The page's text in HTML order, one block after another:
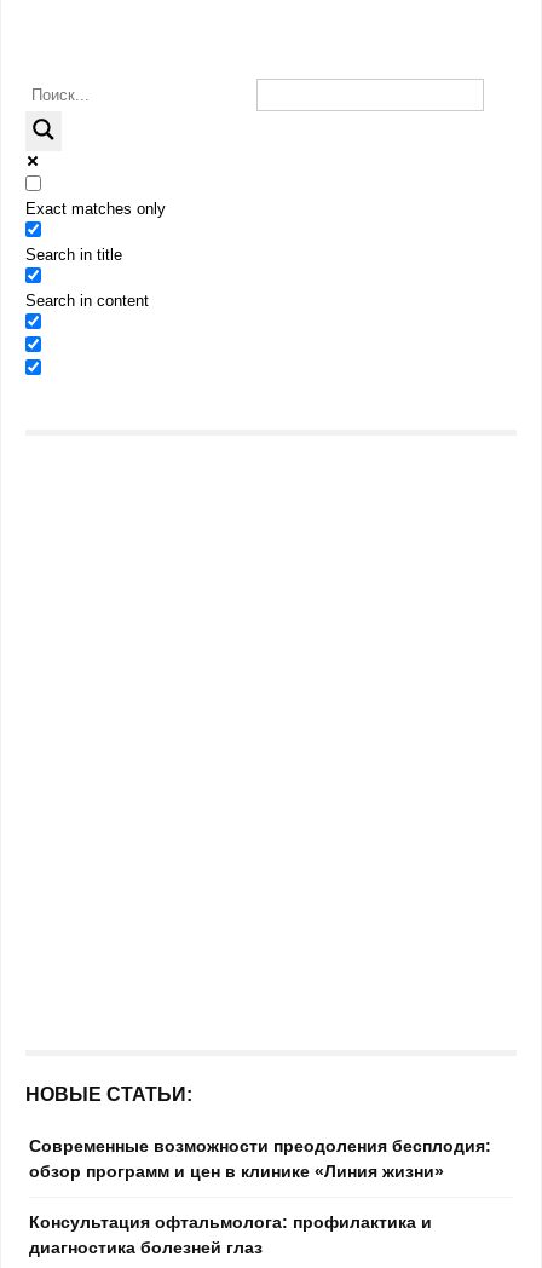
Exact matches only
Search in title
Search in content
НОВЫЕ СТАТЬИ:
Современные возможности преодоления бесплодия:
обзор программ и цен в клинике «Линия жизни»
Консультация офтальмолога: профилактика и
диагностика болезней глаз